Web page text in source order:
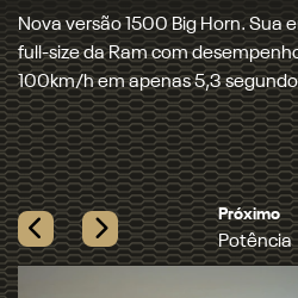
Equipada com motor 3.0L
Auto, a 1500 entrega a maior
entre as picapes full-size a
Previous Next
Próximo